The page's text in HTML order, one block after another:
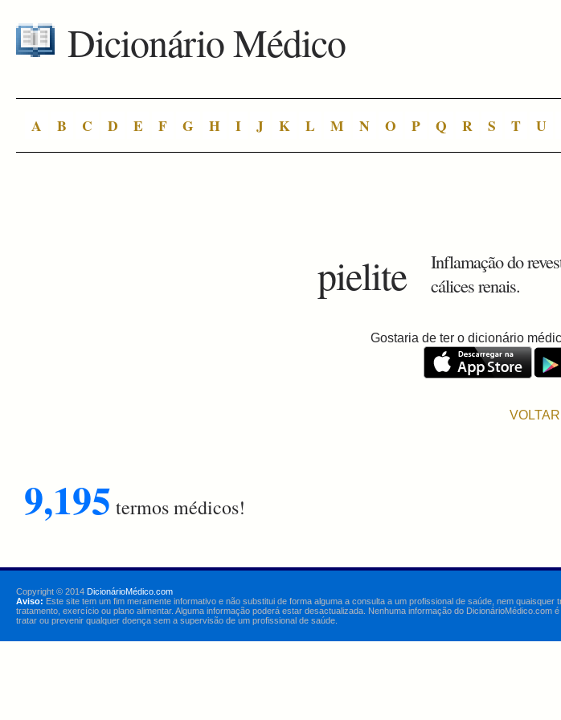
Dicionário Médico
A B C D E F G H I J K L M N O P Q R S T U
pielite
Inflamação do
cálices renais.
Gostaria de ter o dicionário
VOLTAR
9,195 termos médicos!
Copyright © 2014 DicionárioMédico.com
Aviso: Este site tem um fim meramente informativo e não substitui de forma alguma a consulta a um profissional de saúde, nem
tratamento, exercício ou plano alimentar. Alguma informação poderá estar desactualizada. Nenhuma informação do
tratar ou prevenir qualquer doença sem a supervisão de um profissional de saúde.